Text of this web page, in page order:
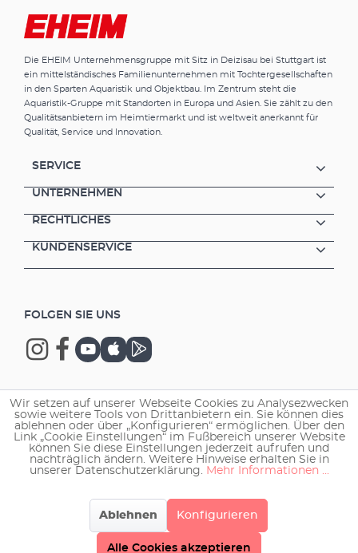
Die EHEIM Unternehmensgruppe mit Sitz in Deizisau bei Stuttgart ist
ein mittelständisches Familienunternehmen mit Tochtergesellschaften
in den Sparten Aquaristik und Objektbau. Im Zentrum steht die
Aquaristik-Gruppe mit Standorten in Europa und Asien. Sie zählt zu den
Qualitätsanbietern im Heimtiermarkt und ist weltweit anerkannt für
Qualität, Service und Innovation.
SERVICE
UNTERNEHMEN
RECHTLICHES
KUNDENSERVICE
FOLGEN SIE UNS
Copyright © 2026 EHEIM GmbH & Co. KG.
Wir setzen auf unserer Webseite Cookies zu Analysezwecken
sowie weitere Tools von Drittanbietern ein. Sie können dies
ablehnen oder über „Konfigurieren“ ermöglichen. Über den
Link „Cookie Einstellungen“ im Fußbereich unserer Website
können Sie diese Einstellungen jederzeit aufrufen und
nachträglich ändern. Weitere Hinweise erhalten Sie in
unserer Datenschutzerklärung. Mehr Informationen ...
Ablehnen Konfigurieren
Alle Cookies akzeptieren